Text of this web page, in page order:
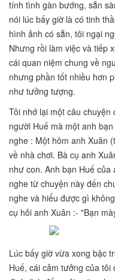
tính tình gàn bướng, sẵn
nói lúc bấy giờ là có tinh
hình ảnh có sẵn, tôi ngại
Nhưng rồi làm việc và tiếp
cái quan niệm chung về
nhưng phần tốt nhiều hơn
như tưởng tượng.
Tôi nhớ lại một câu
người Huế mà một anh
nghe : Một hôm anh Xuân
về nhà chơi. Bà cụ anh
như con. Anh bạn Huế của
nghe từ chuyện này đến
nghe và hiểu được gì
cụ hỏi anh Xuân :- "Bạn
Lúc bấy giờ vừa xong bậc
Huế, cái cảm tưởng của